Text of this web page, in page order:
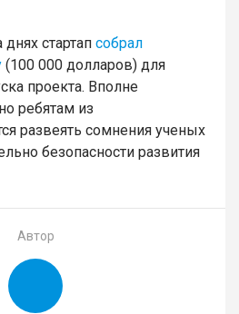
днях стартап собрал
(100 000 долларов) для
проекта. Вполне
ребятам из
развеять сомнения ученых
безопасности развития
Автор